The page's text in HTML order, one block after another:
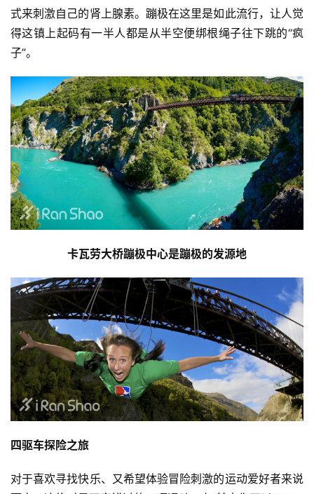
式来刺激自己的肾上腺素。蹦极在这里是如此流行，让人觉
得这镇上起码有一半人都是从半空便绑根绳子往下跳的“疯
子”。
卡瓦劳大桥蹦极中心是蹦极的发源地
四驱车探险之旅
对于喜欢寻找快乐、又希望体验冒险刺激的运动爱好者来说